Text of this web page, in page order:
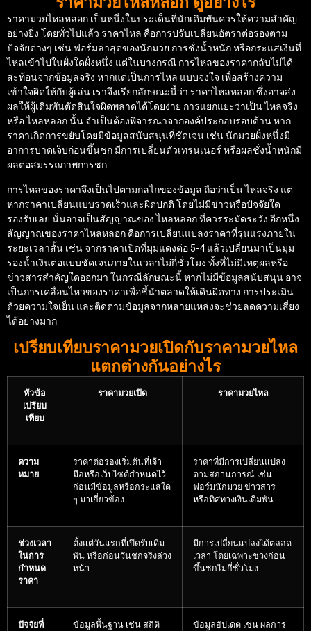
ราคามวยไหลหลอก เป็นหนึ่งในประเด็นที่นักเดิมพันควรให้ความสำคัญ
อย่างยิ่ง โดยทั่วไปแล้ว ราคาไหล คือการปรับเปลี่ยนอัตราต่อรองตาม
ปัจจัยต่างๆ เช่น ฟอร์มล่าสุดของนักมวย การชั่งน้ำหนัก หรือกระแสเงินที่
ไหลเข้าไปในฝั่งใดฝั่งหนึ่ง แต่ในบางกรณี การไหลของราคากลับไม่ได้
สะท้อนจากข้อมูลจริง หากแต่เป็นการไหล แบบจงใจ เพื่อสร้างความ
เข้าใจผิดให้กับผู้เล่น เราจึงเรียกลักษณะนี้ว่า ราคาไหลหลอก ซึ่งอาจส่ง
ผลให้ผู้เดิมพันตัดสินใจผิดพลาดได้โดยง่าย การแยกแยะว่าเป็น ไหลจริง
หรือ ไหลหลอก นั้น จำเป็นต้องพิจารณาจากองค์ประกอบรอบด้าน หาก
ราคาเกิดการขยับโดยมีข้อมูลสนับสนุนที่ชัดเจน เช่น นักมวยฝั่งหนึ่งมี
อาการบาดเจ็บก่อนขึ้นชก มีการเปลี่ยนตัวเทรนเนอร์ หรือผลชั่งน้ำหนักมี
ผลต่อสมรรถภาพการชก
การไหลของราคาจึงเป็นไปตามกลไกของข้อมูล ถือว่าเป็น ไหลจริง แต่
หากราคาเปลี่ยนแบบรวดเร็วและผิดปกติ โดยไม่มีข่าวหรือปัจจัยใด
รองรับเลย นั่นอาจเป็นสัญญาณของ ไหลหลอก ที่ควรระมัดระวัง อีกหนึ่ง
สัญญาณของราคาไหลหลอก คือการเปลี่ยนแปลงราคาที่รุนแรงภายใน
ระยะเวลาสั้น เช่น จากราคาเปิดที่มุมแดงต่อ 5-4 แล้วเปลี่ยนมาเป็นมุม
รองน้ำเงินต่อแบบชัดเจนภายในเวลาไม่กี่ชั่วโมง ทั้งที่ไม่มีเหตุผลหรือ
ข่าวสารสำคัญใดออกมา ในกรณีลักษณะนี้ หากไม่มีข้อมูลสนับสนุน อาจ
เป็นการเคลื่อนไหวของราคาเพื่อชี้นำตลาดให้เดินผิดทาง การประเมิน
ด้วยความใจเย็น และติดตามข้อมูลจากหลายแหล่งจะช่วยลดความเสี่ยง
ได้อย่างมาก
เปรียบเทียบราคามวยเปิดกับราคามวยไหล
แตกต่างกันอย่างไร
หัวข้อ
เปรียบ
เทียบ
ราคามวยเปิด ราคามวยไหล
ความ
หมาย
ราคาต่อรองเริ่มต้นที่เจ้า
มือหรือเว็บไซต์กำหนดไว้
ก่อนมีข้อมูลหรือกระแสใด
ๆ มาเกี่ยวข้อง
ราคาที่มีการเปลี่ยนแปลง
ตามสถานการณ์ เช่น
ฟอร์มนักมวย ข่าวสาร
หรือทิศทางเงินเดิมพัน
ช่วงเวลา
ในการ
กำหนด
ราคา
ตั้งแต่วันแรกที่เปิดรับเดิม
พัน หรือก่อนวันชกจริงล่วง
หน้า
มีการเปลี่ยนแปลงได้ตลอด
เวลา โดยเฉพาะช่วงก่อน
ขึ้นชกไม่กี่ชั่วโมง
ปัจจัยที่
ข้อมูลพื้นฐาน เช่น สถิติ
ข้อมูลอัปเดต เช่น ผลการ